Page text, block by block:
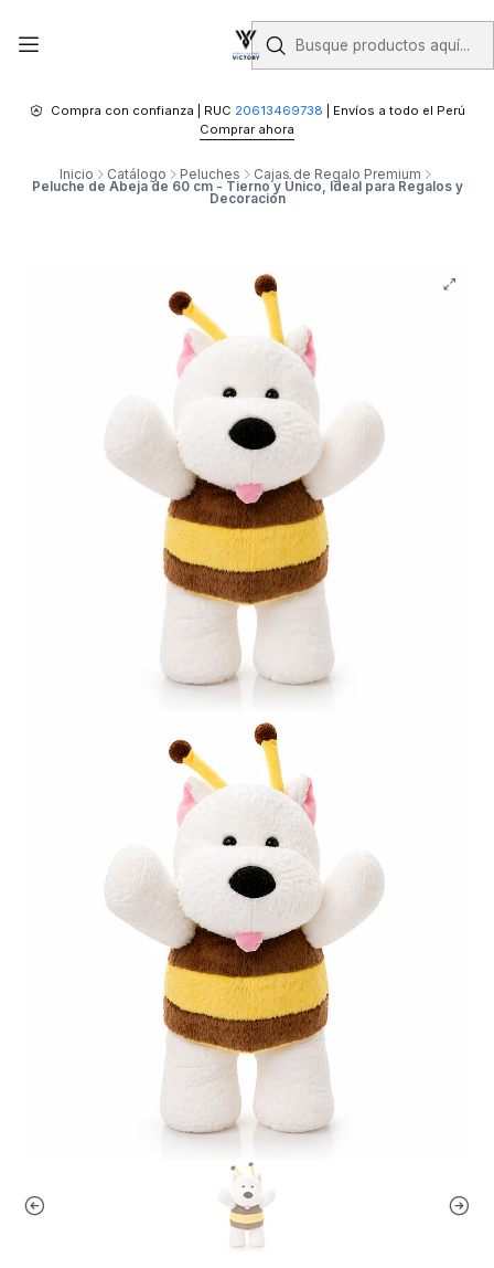
Compra con confianza | RUC 20613469738 | Envíos a todo el Perú
Comprar ahora
Inicio Catálogo Peluches Cajas de Regalo Premium
Peluche de Abeja de 60 cm - Tierno y Único, Ideal para Regalos y
Decoración